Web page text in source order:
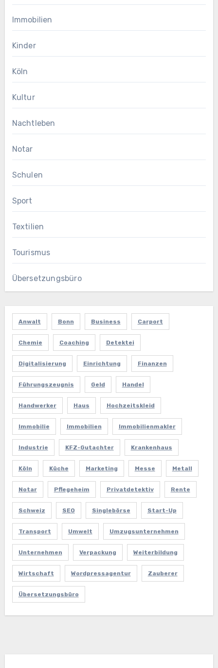
Immobilien
Kinder
Köln
Kultur
Nachtleben
Notar
Schulen
Sport
Textilien
Tourismus
Übersetzungsbüro
Anwalt Bonn Business Carport
Chemie Coaching Detektei
Digitalisierung Einrichtung Finanzen
Führungszeugnis Geld Handel
Handwerker Haus Hochzeitskleid
Immobilie Immobilien Immobilienmakler
Industrie KFZ-Gutachter Krankenhaus
Köln Küche Marketing Messe Metall
Notar Pflegeheim Privatdetektiv Rente
Schweiz SEO Singlebörse Start-Up
Transport Umwelt Umzugsunternehmen
Unternehmen Verpackung Weiterbildung
Wirtschaft Wordpressagentur Zauberer
Übersetzungsbüro